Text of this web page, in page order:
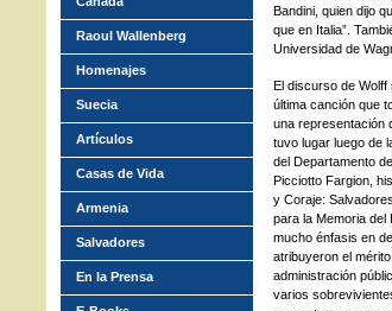
Bandini, quien dijo
que en Italia”.
Universidad de
El discurso de Wolff
última canción que
una representación
tuvo lugar luego de
del Departamento
Picciotto Fargion,
y Coraje:
para la Memoria del
mucho énfasis en
atribuyeron el
administración
varios
Raoul Wallenberg
Homenajes
Suecia
Artículos
Casas de Vida
Armenia
Salvadores
En la Prensa